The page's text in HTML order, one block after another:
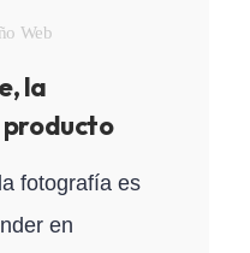
Web
la
fotografía es
en